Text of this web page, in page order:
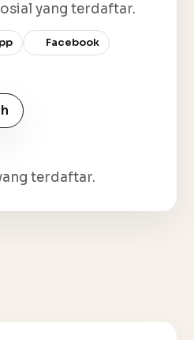
yang terdaftar.
Facebook
terdaftar.